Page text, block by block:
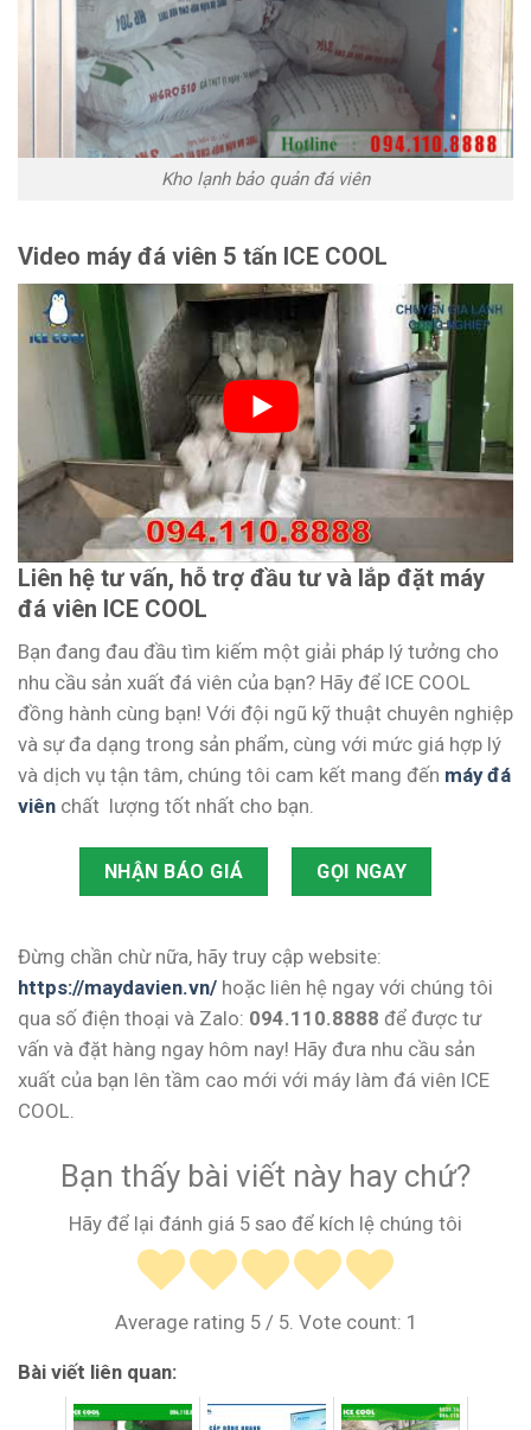
Kho lạnh bảo quản đá viên
Video máy đá viên 5 tấn ICE COOL
Liên hệ tư vấn, hỗ trợ đầu tư và lắp đặt máy
đá viên ICE COOL
Bạn đang đau đầu tìm kiếm một giải pháp lý tưởng cho
nhu cầu sản xuất đá viên của bạn? Hãy để ICE COOL
đồng hành cùng bạn! Với đội ngũ kỹ thuật chuyên nghiệp
và sự đa dạng trong sản phẩm, cùng với mức giá hợp lý
và dịch vụ tận tâm, chúng tôi cam kết mang đến máy đá
viên chất lượng tốt nhất cho bạn.
NHẬN BÁO GIÁ GỌI NGAY
Đừng chần chừ nữa, hãy truy cập website:
https://maydavien.vn/ hoặc liên hệ ngay với chúng tôi
qua số điện thoại và Zalo: 094.110.8888 để được tư
vấn và đặt hàng ngay hôm nay! Hãy đưa nhu cầu sản
xuất của bạn lên tầm cao mới với máy làm đá viên ICE
COOL.
Bạn thấy bài viết này hay chứ?
Hãy để lại đánh giá 5 sao để kích lệ chúng tôi
Average rating 5/ 5. Vote count: 1
Bài viết liên quan: